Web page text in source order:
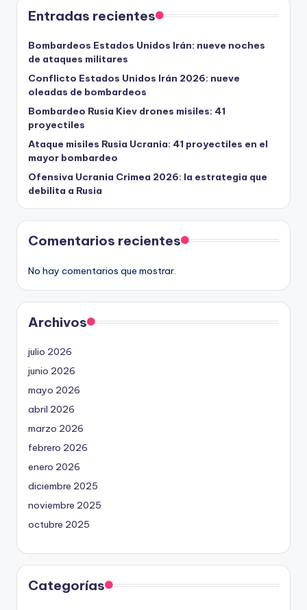
Entradas recientes
Bombardeos Estados Unidos Irán: nueve noches
de ataques militares
Conflicto Estados Unidos Irán 2026: nueve
oleadas de bombardeos
Bombardeo Rusia Kiev drones misiles: 41
proyectiles
Ataque misiles Rusia Ucrania: 41 proyectiles en el
mayor bombardeo
Ofensiva Ucrania Crimea 2026: la estrategia que
debilita a Rusia
Comentarios recientes
No hay comentarios que mostrar.
Archivos
julio 2026
junio 2026
mayo 2026
abril 2026
marzo 2026
febrero 2026
enero 2026
diciembre 2025
noviembre 2025
octubre 2025
Categorías